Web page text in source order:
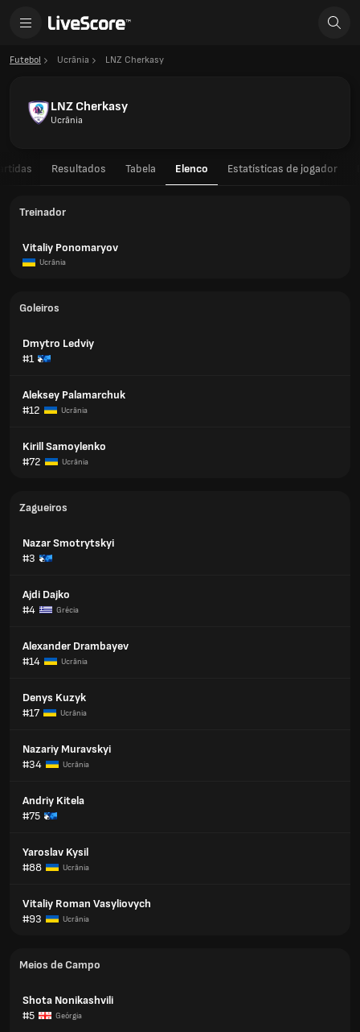
Futebol Ucrânia LNZ Cherkasy
LNZ Cherkasy
Ucrânia
Resultados Tabela Elenco Estatísticas de jogador
Treinador
Vitaliy Ponomaryov
Ucrânia
Goleiros
Dmytro Ledviy
#1
Aleksey Palamarchuk
#12
Ucrânia
Kirill Samoylenko
#72
Ucrânia
Zagueiros
Nazar Smotrytskyi
#3
Ajdi Dajko
#4
Grécia
Alexander Drambayev
#14
Ucrânia
Denys Kuzyk
#17
Ucrânia
Nazariy Muravskyi
#34
Ucrânia
Andriy Kitela
#75
Yaroslav Kysil
#88
Ucrânia
Vitaliy Roman Vasyliovych
#93
Ucrânia
Meios de Campo
Shota Nonikashvili
#5
Geórgia